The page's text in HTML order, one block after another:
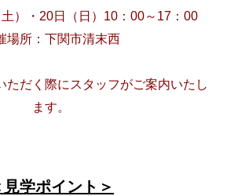
）・20日（日）10：00～17：00
場所：下関市清末西
ただく際にスタッフがご案内いたし
ます。
見学ポイント＞